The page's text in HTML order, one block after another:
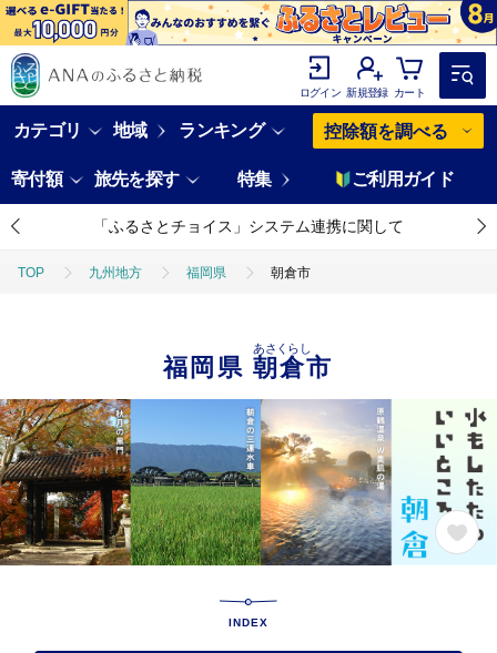
ログイン 新規登録 カート
カテゴリ 地域 ランキング 控除額を調べる
寄付額 旅先を探す 特集 ご利用ガイド
「ふるさとチョイス」システム連携に関して
TOP 九州地方 福岡県 朝倉市
福岡県朝倉市
あさくらし
INDEX